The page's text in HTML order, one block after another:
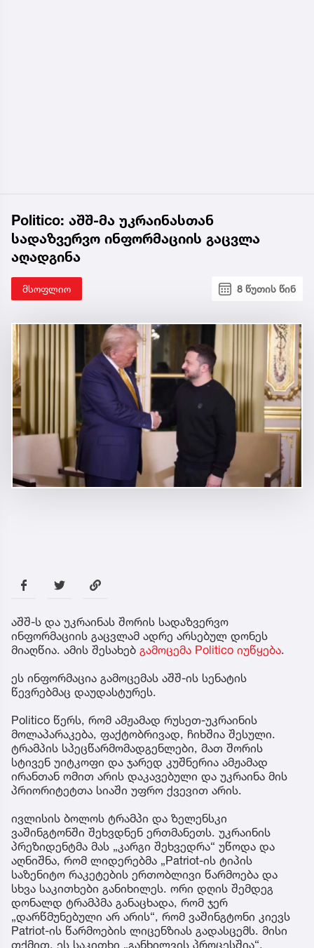
Politico: აშშ-მა უკრაინასთან
სადაზვერვო ინფორმაციის გაცვლა
აღადგინა
მსოფლიო 8 წუთის წინ
აშშ-ს და უკრაინას შორის სადაზვერვო
ინფორმაციის გაცვლამ ადრე არსებულ დონეს
მიაღწია. ამის შესახებ გამოცემა Politico იუწყება.
ეს ინფორმაცია გამოცემას აშშ-ის სენატის
წევრებმაც დაუდასტურეს.
Politico წერს, რომ ამჟამად რუსეთ-უკრაინის
მოლაპარაკება, ფაქტობრივად, ჩიხშია შესული.
ტრამპის სპეცწარმომადგენლები, მათ შორის
სტივენ უიტკოფი და ჯარედ კუშნერია ამჟამად
ირანთან ომით არის დაკავებული და უკრაინა მის
პრიორიტეტთა სიაში უფრო ქვევით არის.
ივლისის ბოლოს ტრამპი და ზელენსკი
ვაშინგტონში შეხვდნენ ერთმანეთს. უკრაინის
პრეზიდენტმა მას „კარგი შეხვედრა“ უწოდა და
აღნიშნა, რომ ლიდერებმა „Patriot-ის ტიპის
საზენიტო რაკეტების ერთობლივი წარმოება და
სხვა საკითხები განიხილეს. ორი დღის შემდეგ
დონალდ ტრამპმა განაცხადა, რომ ჯერ
„დარწმუნებული არ არის“, რომ ვაშინგტონი კიევს
Patriot-ის წარმოების ლიცენზიას გადასცემს. მისი
თქმით, ეს საკითხი „განხილვის პროცესშია“.